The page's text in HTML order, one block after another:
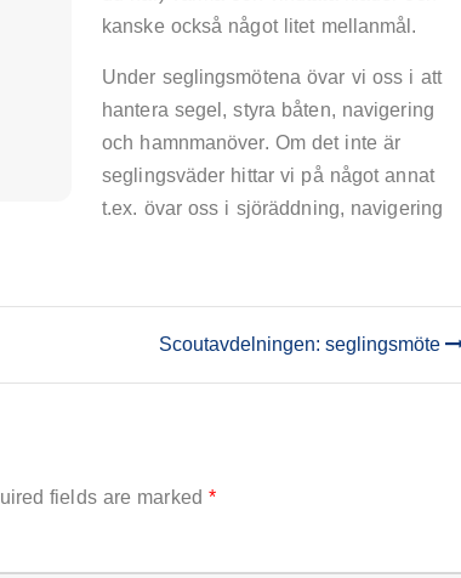
kanske också något litet mellanmål.
Under seglingsmötena övar vi oss i att
hantera segel, styra båten, navigering
och hamnmanöver. Om det inte är
seglingsväder hittar vi på något annat
t.ex. övar oss i sjöräddning, navigering
Scoutavdelningen: seglingsmöte
fields are marked *